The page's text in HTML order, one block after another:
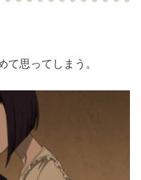
て思ってしまう。